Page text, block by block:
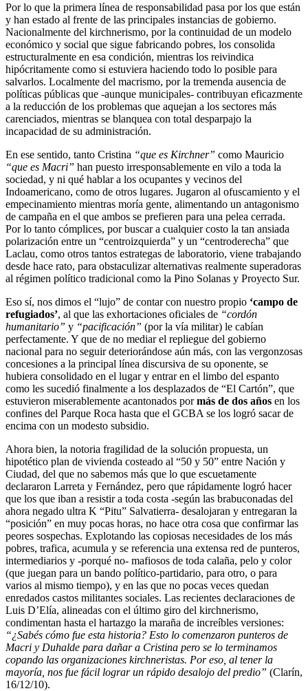
Por lo que la primera línea de responsabilidad pasa por los que están
y han estado al frente de las principales instancias de gobierno.
Nacionalmente del kirchnerismo, por la continuidad de un modelo
económico y social que sigue fabricando pobres, los consolida
estructuralmente en esa condición, mientras los reivindica
hipócritamente como si estuviera haciendo todo lo posible para
salvarlos. Localmente del macrismo, por la tremenda ausencia de
políticas públicas que -aunque municipales- contribuyan eficazmente
a la reducción de los problemas que aquejan a los sectores más
carenciados, mientras se blanquea con total desparpajo la
incapacidad de su administración.
En ese sentido, tanto Cristina “que es Kirchner” como Mauricio
“que es Macri” han puesto irresponsablemente en vilo a toda la
sociedad, y ni qué hablar a los ocupantes y vecinos del
Indoamericano, como de otros lugares. Jugaron al ofuscamiento y el
empecinamiento mientras moría gente, alimentando un antagonismo
de campaña en el que ambos se prefieren para una pelea cerrada.
Por lo tanto cómplices, por buscar a cualquier costo la tan ansiada
polarización entre un “centroizquierda” y un “centroderecha” que
Laclau, como otros tantos estrategas de laboratorio, viene trabajando
desde hace rato, para obstaculizar alternativas realmente superadoras
al régimen político tradicional como la Pino Solanas y Proyecto Sur.
Eso sí, nos dimos el “lujo” de contar con nuestro propio ‘campo de
refugiados’, al que las exhortaciones oficiales de “cordón
humanitario” y “pacificación” (por la vía militar) le cabían
perfectamente. Y que de no mediar el repliegue del gobierno
nacional para no seguir deteriorándose aún más, con las vergonzosas
concesiones a la principal línea discursiva de su oponente, se
hubiera consolidado en el lugar y entrar en el limbo del espanto
como les sucedió finalmente a los desplazados de “El Cartón”, que
estuvieron miserablemente acantonados pormás de dos años en los
confines del Parque Roca hasta que el GCBA se los logró sacar de
encima con un modesto subsidio.
Ahora bien, la notoria fragilidad de la solución propuesta, un
hipotético plan de vivienda costeado al “50 y 50” entre Nación y
Ciudad, del que no sabemos más que lo que escuetamente
declararon Larreta y Fernández, pero que rápidamente logró hacer
que los que iban a resistir a toda costa -según las brabuconadas del
ahora negado ultra K “Pitu” Salvatierra- desalojaran y entregaran la
“posición” en muy pocas horas, no hace otra cosa que confirmar las
peores sospechas. Explotando las copiosas necesidades de los más
pobres, trafica, acumula y se referencia una extensa red de punteros,
intermediarios y -porqué no- mafiosos de toda calaña, pelo y color
(que juegan para un bando político-partidario, para otro, o para
varios al mismo tiempo), y en las que no pocas veces quedan
enredados castos militantes sociales. Las recientes declaraciones de
Luis D’Elía, alineadas con el último giro del kirchnerismo,
condimentan hasta el hartazgo la maraña de increíbles versiones:
“¿Sabés cómo fue esta historia? Esto lo comenzaron punteros de
Macri y Duhalde para dañar a Cristina pero se lo terminamos
copando las organizaciones kirchneristas. Por eso, al tener la
mayoría, nos fue fácil lograr un rápido desalojo del predio” (Clarín,
16/12/10).